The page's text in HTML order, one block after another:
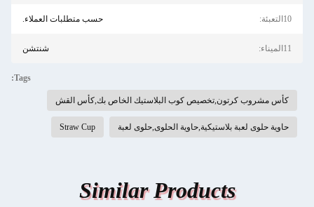
10التعبئة: حسب متطلبات العملاء.
11الميناء: شنتشن
Tags:
كأس مشروب كرتون,تخصيص كوب البلاستيك الخاص بك,كأس القش
حاوية حلوى لعبة بلاستيكية,حاوية الحلوى,حلوى لعبة Straw Cup
Similar Products